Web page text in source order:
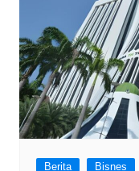
Berita Bisnes